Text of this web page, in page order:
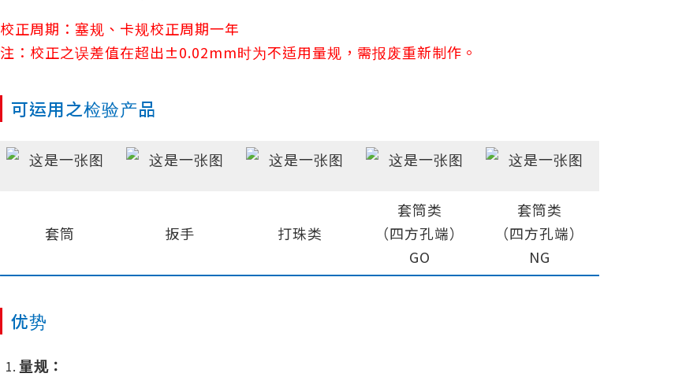
校正周期：塞规、卡规校正周期一年
注：校正之误差值在超出±0.02mm时为不适用量规，需报废重新制作。
可运用之检验产品
套筒 扳手 打珠类
套筒类
（四方孔端）
GO
套筒类
（四方孔端）
NG
优势
量规：